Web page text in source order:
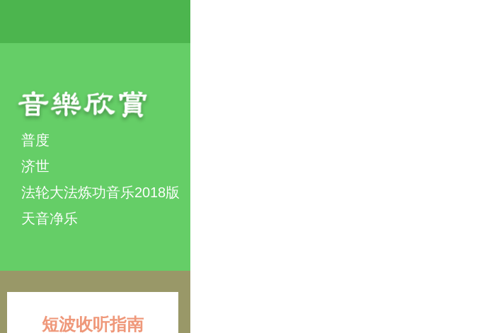
普度
济世
法轮大法炼功音乐2018版
天音净乐
短波收听指南